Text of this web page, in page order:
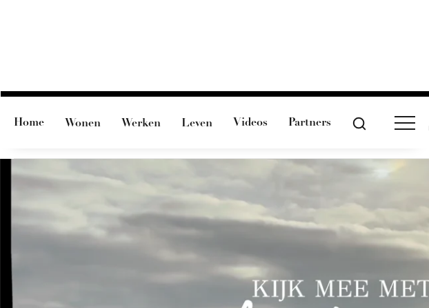
Home Wonen Werken Leven Videos Partners